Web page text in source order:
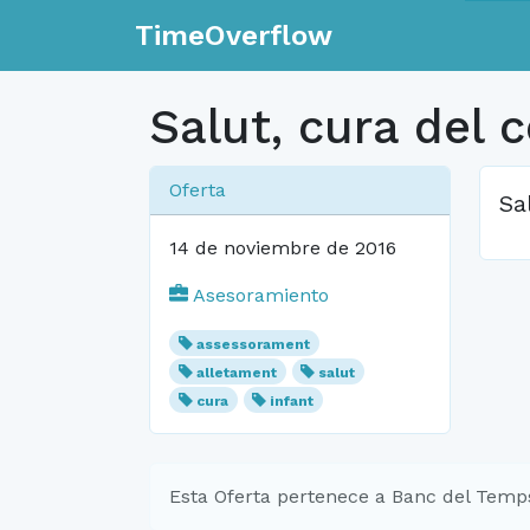
TimeOverflow
Salut, cura del
Oferta
14 de noviembre de 2016
Asesoramiento
assessorament
alletament
salut
cura
infant
Esta Oferta pertenece a Banc del